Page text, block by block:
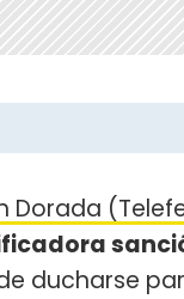
Dorada
ducharse